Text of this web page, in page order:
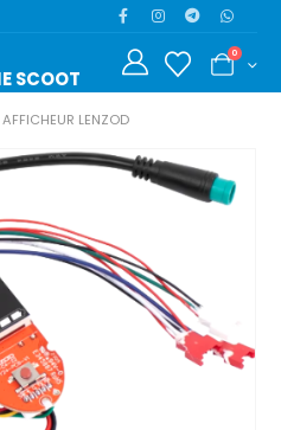
SCOOT​
0
AFFICHEUR LENZOD